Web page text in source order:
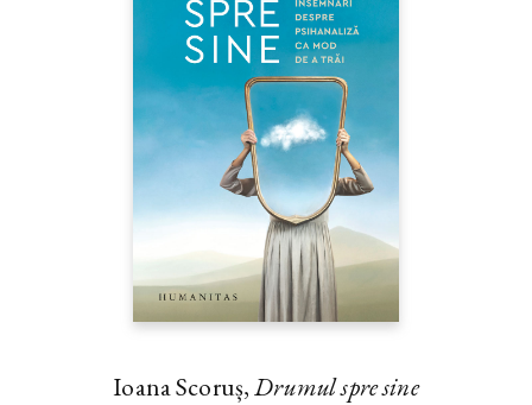
Ioana Scoruș,Drumul spre sine